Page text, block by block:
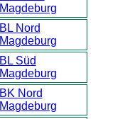
Magdeburg
BL Nord
Magdeburg
BL Süd
Magdeburg
BK Nord
Magdeburg